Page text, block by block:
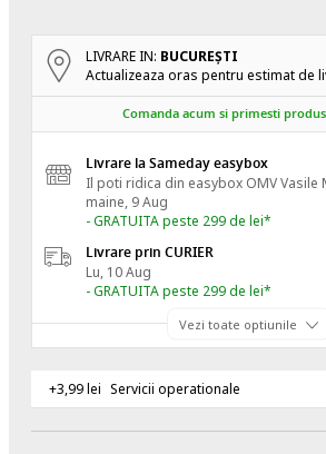
LIVRARE IN: BUCUREŞTI
Actualizeaza oras pentru estimat de
Comanda acum si primesti
Livrare la Sameday easybox
Il poti ridica din easybox OMV Vasile
maine, 9 Aug
- GRATUITA peste 299 de lei*
Livrare prin CURIER
Lu, 10 Aug
- GRATUITA peste 299 de lei*
Vezi toate optiunile
+3,99 lei Servicii operationale